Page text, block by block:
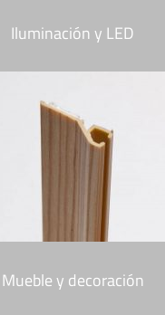
Iluminación y LED
Mueble y decoración